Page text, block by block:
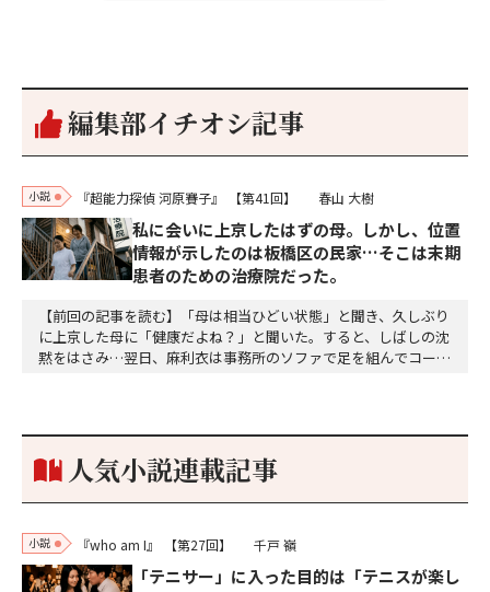
編集部イチオシ記事
小説 『超能力探偵 河原賽子』 【第41回】 春山 大樹
私に会いに上京したはずの母。しかし、位置
情報が示したのは板橋区の民家…そこは末期
患者のための治療院だった。
【前回の記事を読む】「母は相当ひどい状態」と聞き、久しぶり
に上京した母に「健康だよね？」と聞いた。すると、しばしの沈
黙をはさみ…翌日、麻利衣は事務所のソファで足を組んでコーヒ
個のサイコロが握られていた。「やはり私はあなたの超…
人気小説連載記事
小説 『who am I』 【第27回】 千戸 嶺
「テニサー」に入った目的は「テニスが楽し